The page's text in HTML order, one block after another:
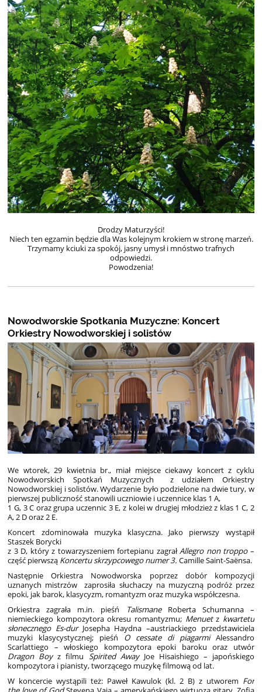
Drodzy Maturzyści!
Niech ten egzamin będzie dla Was kolejnym krokiem w stronę marzeń.
Trzymamy kciuki za spokój, jasny umysł i mnóstwo trafnych
odpowiedzi.
Powodzenia!
Nowodworskie Spotkania Muzyczne: Koncert
Orkiestry Nowodworskiej i solistów
We wtorek, 29 kwietnia br., miał miejsce ciekawy koncert z cyklu
Nowodworskich Spotkań Muzycznych z udziałem Orkiestry
Nowodworskiej i solistów. Wydarzenie było podzielone na dwie tury, w
pierwszej publiczność stanowili uczniowie i uczennice klas 1 A,
1 G, 3 C oraz grupa uczennic 3 E, z kolei w drugiej młodzież z klas 1 C, 2
A, 2 D oraz 2 E.
Koncert zdominowała muzyka klasyczna. Jako pierwszy wystąpił
Staszek Borycki
z 3 D, który z towarzyszeniem fortepianu zagrałAllegro non troppo–
część pierwszą Koncertu skrzypcowego numer 3.Camille Saint-Saënsa.
Następnie Orkiestra Nowodworska poprzez dobór kompozycji
uznanych mistrzów zaprosiła słuchaczy na muzyczną podróż przez
epoki, jak barok, klasycyzm, romantyzm oraz muzyka współczesna.
Orkiestra zagrała m.in. pieśń
TalismaneRoberta Schumanna –
niemieckiego kompozytora okresu romantyzmu; Menuetz kwartetu
słonecznego Es-durJosepha Haydna –austriackiego przedstawiciela
muzyki klasycystycznej; pieśń O cessate di piagarmiAlessandro
Scarlattiego – włoskiego kompozytora epoki baroku oraz utwór
Dragon Boyz filmu Spirited Away Joe Hisaishiego – japońskiego
kompozytora i pianisty, tworzącego muzykę filmową od lat.
W koncercie wystąpili też: Paweł Kawulok (kl. 2 B) z utworem For